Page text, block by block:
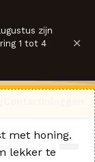
zijn
1 tot 4
×
met honing.
lekker te